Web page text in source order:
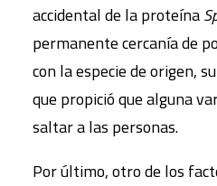
accidental de la proteína
permanente cercanía de
con la especie de origen,
que propició que alguna
saltar a las personas.
Por último, otro de los